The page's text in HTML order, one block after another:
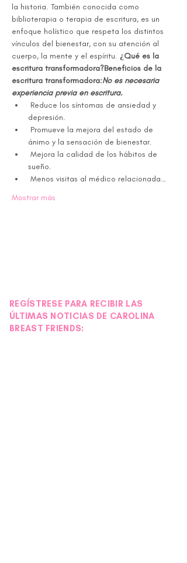
la historia. También conocida como
biblioterapia o terapia de escritura, es un
enfoque holístico que respeta los distintos
vínculos del bienestar, con su atención al
cuerpo, la mente y el espíritu. ¿Qué es la
escritura transformadora?Beneficios de la
escritura transformadora:No es necesaria
experiencia previa en escritura.
depresión.
ánimo y la sensación de bienestar.
sueño.
Menos visitas al médico relacionada…
Mostrar más
REGÍSTRESE PARA RECIBIR LAS
ÚLTIMAS NOTICIAS DE CAROLINA
BREAST FRIENDS: